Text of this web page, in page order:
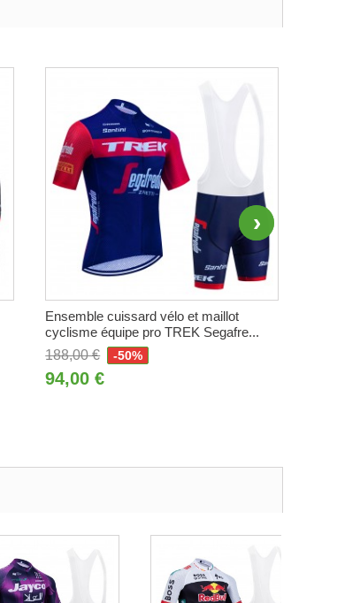
Ensemble cuissard vélo et maillot
cyclisme équipe pro TREK Segafre...
188,00 €
-50%
94,00 €